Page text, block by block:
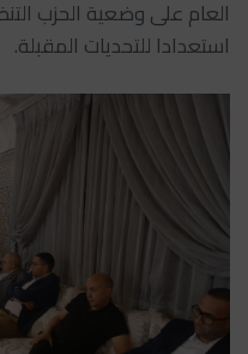
العام على وضعية الحزب
استعدادا للتحديات المقبلة.